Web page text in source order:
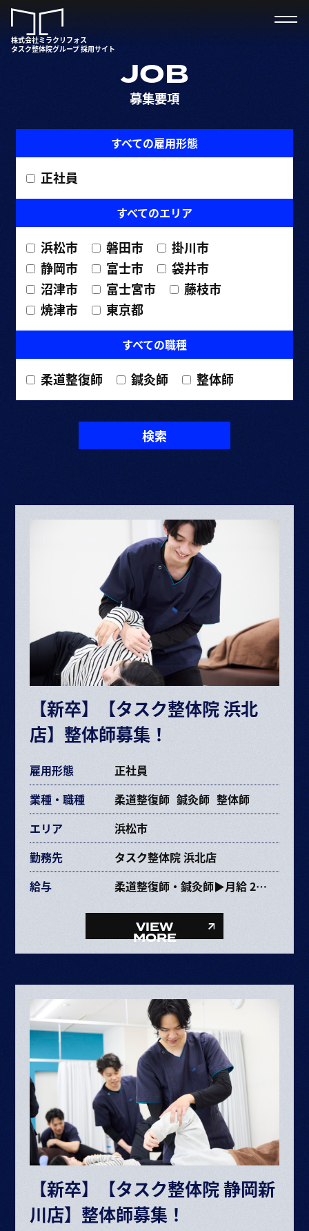
株式会社ミラクリフォス
タスク整体院グループ 採用サイト
募集要項
JOB
すべての雇用形態
正社員
すべてのエリア
浜松市 磐田市
掛川市
静岡市
富士市
袋井市
沼津市
富士宮市
藤枝市
焼津市
東京都
すべての職種
柔道整復師 鍼灸師 整体師
【新卒】【タスク整体院 浜北
店】整体師募集！
雇用形態
正社員
業種・職種
柔道整復師 鍼灸師 整体師
エリア
浜松市
勤務先
タスク整体院 浜北店
給与
柔道整復師・鍼灸師▶月給 237,353円〜463,670円
・基本給 193,072～385,264円
・固定残業代 34,281円～68,406円（25時間）
・資格手当 10,000円
整体師▶月給 227,353円〜453,670円
給与内訳
・基本給 193,072～385,264円
・固定残業代 34,281円～68,406円（25時間）
ボーナス・賞与（業績に応じて年2回）
昇給 半年に1回査定
※給与は経験や能力により決定
※試用期間6ヶ月（期間中の条件変更なし）
※固定残業時間を超えた場合は超過分別途支給
交通費規定支給
各種手当あり
VIEW
MORE
【新卒】【タスク整体院 静岡新
川店】整体師募集！